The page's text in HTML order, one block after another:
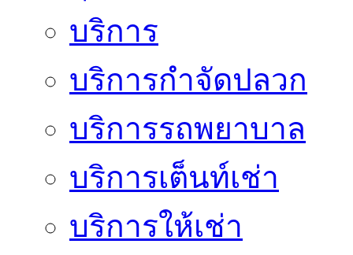
บริการ
บริการกำจัดปลวก
บริการรถพยาบาล
บริการเต็นท์เช่า
บริการให้เช่า